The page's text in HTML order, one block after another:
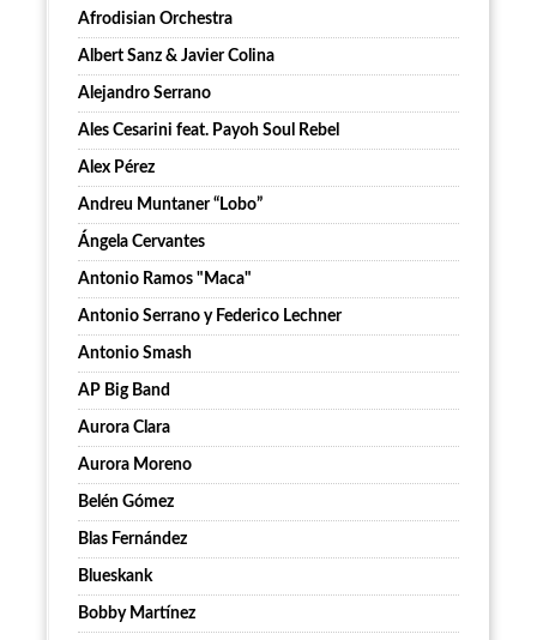
Afrodisian Orchestra
Albert Sanz & Javier Colina
Alejandro Serrano
Ales Cesarini feat. Payoh Soul Rebel
Alex Pérez
Andreu Muntaner “Lobo”
Ángela Cervantes
Antonio Ramos "Maca"
Antonio Serrano y Federico Lechner
Antonio Smash
AP Big Band
Aurora Clara
Aurora Moreno
Belén Gómez
Blas Fernández
Blueskank
Bobby Martínez